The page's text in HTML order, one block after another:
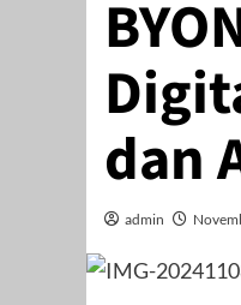
dan
admin